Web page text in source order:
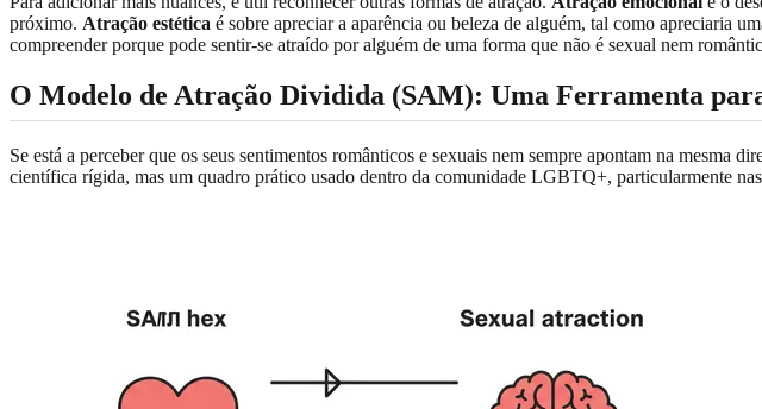
próximo. Atração estética é sobre apreciar a aparência ou beleza de alguém, tal como apreciaria
compreender porque pode sentir-se atraído por alguém de uma forma que não é sexual nem
O Modelo de Atração Dividida (SAM): Uma Ferramenta
Se está a perceber que os seus sentimentos românticos e sexuais nem sempre apontam na mesma
científica rígida, mas um quadro prático usado dentro da comunidade LGBTQ+, particularmente